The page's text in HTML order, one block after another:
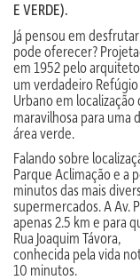
E VERDE).
Já pensou em
pode oferecer?
em 1952 pelo arquiteto
um verdadeiro Refúgio
Urbano em localização
maravilhosa para uma
área verde.
Falando sobre
Parque Aclimação e a
minutos das mais
supermercados. A Av.
apenas 2.5 km e para
Rua Joaquim Távora,
conhecida pela vida
10 minutos.